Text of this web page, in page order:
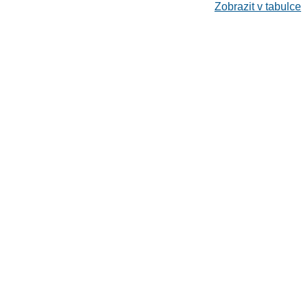
Zobrazit v tabulce